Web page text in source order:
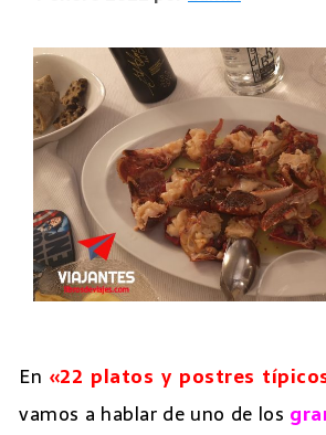
En «22 platos y postres
vamos a hablar de uno de los